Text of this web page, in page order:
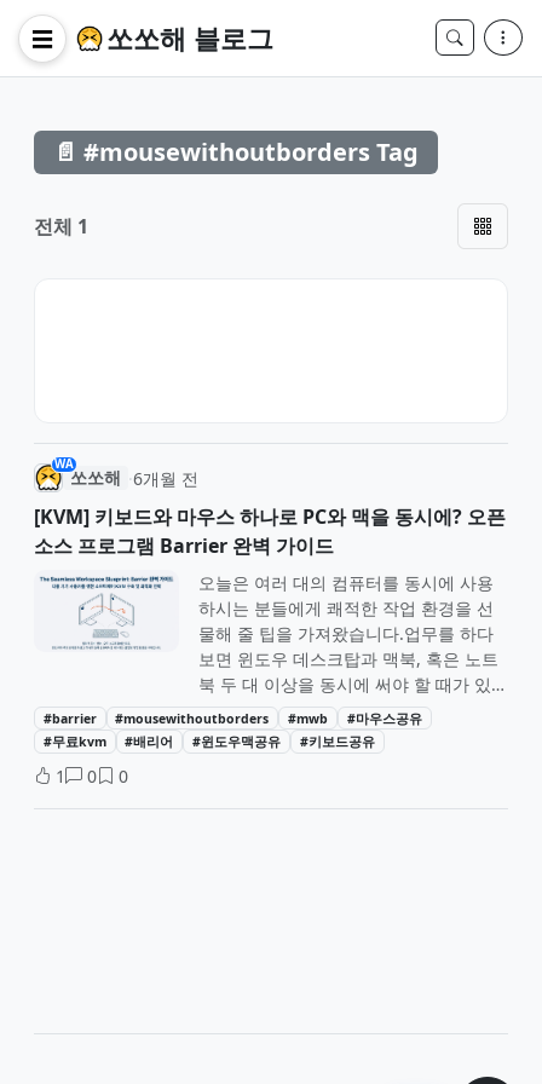
☰ 쏘쏘해 블로그
📄 #mousewithoutborders Tag
전체 1
WA
쏘쏘해 ·6개월 전
[KVM] 키보드와 마우스 하나로 PC와 맥을 동시에? 오픈
소스 프로그램 Barrier 완벽 가이드
오늘은 여러 대의 컴퓨터를 동시에 사용
하시는 분들에게 쾌적한 작업 환경을 선
물해 줄 팁을 가져왔습니다.업무를 하다
보면 윈도우 데스크탑과 맥북, 혹은 노트
북 두 대 이상을 동시에 써야 할 때가 있
죠. 그때마다 키보드와 마우스를 번갈아
잡거나, 책상 위에 입력 장치를 두 세트씩
늘어놓는 건 공간 낭비일 뿐더러 집중력
위해 물리적인 KVM 스위치를 사기도 하
마우스를 네트워크를 통해 다른 컴퓨터
#barrier #mousewithoutborders #mwb
#마우스공유
#무료kvm
#배리어 #윈도우맥공유 #키보드공유
1 0 0